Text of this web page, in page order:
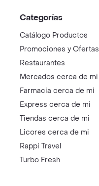
Categorías
Catálogo Productos
Promociones y Ofertas
Restaurantes
Mercados cerca de mi
Farmacia cerca de mi
Express cerca de mi
Tiendas cerca de mi
Licores cerca de mi
Rappi Travel
Turbo Fresh